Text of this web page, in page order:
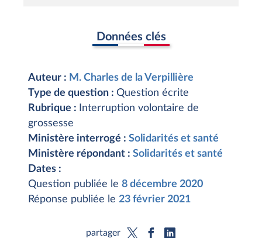
Données clés
Auteur : M. Charles de la Verpillière
Type de question : Question écrite
Rubrique :
Interruption volontaire de
grossesse
Ministère interrogé : Solidarités et santé
Ministère répondant : Solidarités et santé
Dates :
Question publiée le 8 décembre 2020
Réponse publiée le 23 février 2021
partager